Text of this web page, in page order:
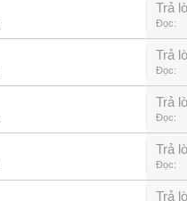
Trả
Đọc:
Trả
Đọc:
Trả
Đọc:
Trả
Đọc:
Trả